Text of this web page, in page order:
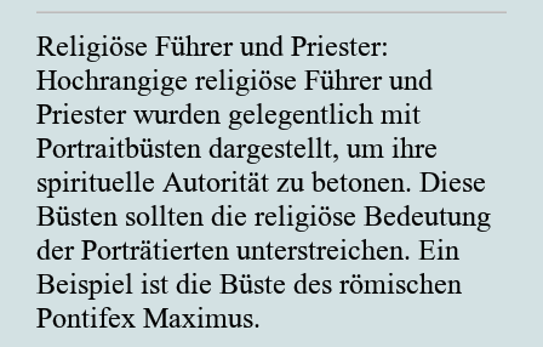
Religiöse Führer und Priester:
Hochrangige religiöse Führer und
Priester wurden gelegentlich mit
Portraitbüsten dargestellt, um ihre
spirituelle Autorität zu betonen. Diese
Büsten sollten die religiöse Bedeutung
der Porträtierten unterstreichen. Ein
Beispiel ist die Büste des römischen
Pontifex Maximus.